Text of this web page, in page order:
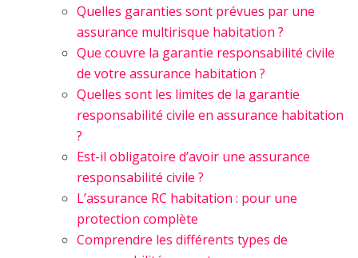
Quelles garanties sont prévues par une
assurance multirisque habitation ?
Que couvre la garantie responsabilité civile
de votre assurance habitation ?
Quelles sont les limites de la garantie
responsabilité civile en assurance habitation
?
Est-il obligatoire d’avoir une assurance
responsabilité civile ?
L’assurance RC habitation : pour une
protection complète
Comprendre les différents types de